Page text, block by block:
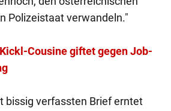
Polizeistaat verwandeln."
Cousine giftet gegen Job-
bissig verfassten Brief erntet